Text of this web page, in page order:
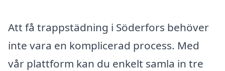
Att få trappstädning i Söderfors behöver
inte vara en komplicerad process. Med
vår plattform kan du enkelt samla in tre